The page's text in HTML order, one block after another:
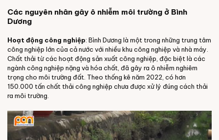
Các nguyên nhân gây ô nhiễm môi trường ở Bình
Dương
Hoạt động công nghiệp: Bình Dương là một trong những trung tâm
công nghiệp lớn của cả nước với nhiều khu công nghiệp và nhà máy.
Chất thải từ các hoạt động sản xuất công nghiệp, đặc biệt là các
ngành công nghiệp nặng và hóa chất, đã gây ra ô nhiễm nghiêm
trọng cho môi trường đất. Theo thống kê năm 2022, có hơn
150.000 tấn chất thải công nghiệp chưa được xử lý đúng cách thải
ra môi trường.